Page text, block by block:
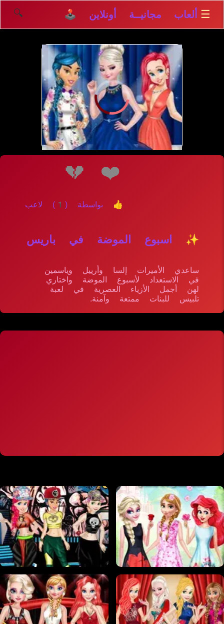
☰ ألعاب مجانيــة أونلاين 🕹️ 🔍
إلعــــب
❤️
💔
👍 بواسطة (1) لاعب
✨ اسبوع الموضة في باريس
ساعدي الأميرات إلسا وأرييل وياسمين
في الاستعداد لأسبوع الموضة واختاري
لهن أجمل الأزياء العصرية في لعبة
تلبيس للبنات ممتعة وآمنة.